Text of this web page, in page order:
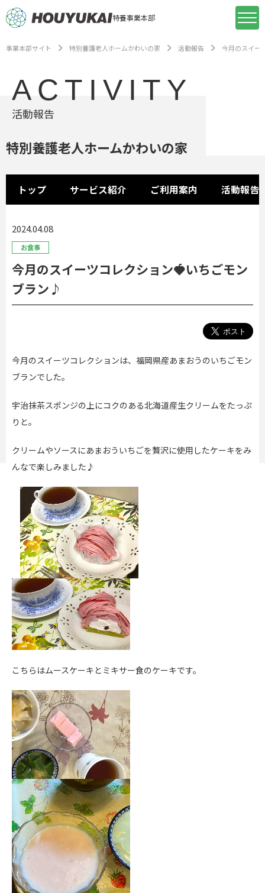
特養事業本部
事業本部サイト 特別養護老人ホームかわいの家 活動報告 今月のスイー
ACTIVITY
活動報告
特別養護老人ホームかわいの家
トップ サービス紹介 ご利用案内 活動報告
2024.04.08
お食事
今月のスイーツコレクション🍓いちごモン
ブラン♪
今月のスイーツコレクションは、福岡県産あまおうのいちごモン
ブランでした。
宇治抹茶スポンジの上にコクのある北海道産生クリームをたっぷ
りと。
クリームやソースにあまおういちごを贅沢に使用したケーキをみ
んなで楽しみました♪
こちらはムースケーキとミキサー食のケーキです。